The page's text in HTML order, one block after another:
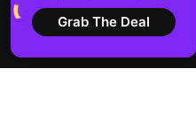
Voir tous les articles
Grab The Deal